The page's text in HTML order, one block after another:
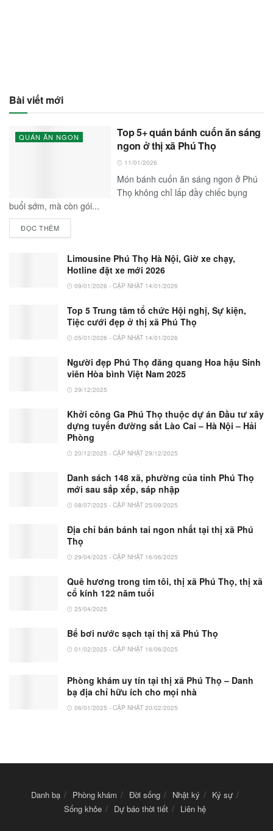
Bài viết mới
QUÁN ĂN NGON
Top 5+ quán bánh cuốn ăn sáng
ngon ở thị xã Phú Thọ
11/01/2026
Món bánh cuốn ăn sáng ngon ở Phú
Thọ không chỉ lấp đầy chiếc bụng
buổi sớm, mà còn gói...
ĐỌC THÊM
Limousine Phú Thọ Hà Nội, Giờ xe chạy,
Hotline đặt xe mới 2026
09/01/2026 - CẬP NHẬT 14/01/2026
Top 5 Trung tâm tổ chức Hội nghị, Sự kiện,
Tiệc cưới đẹp ở thị xã Phú Thọ
05/01/2026 - CẬP NHẬT 14/01/2026
Người đẹp Phú Thọ đăng quang Hoa hậu Sinh
viên Hòa bình Việt Nam 2025
29/12/2025
Khởi công Ga Phú Thọ thuộc dự án Đầu tư xây
dựng tuyến đường sắt Lào Cai – Hà Nội – Hải
Phòng
20/12/2025 - CẬP NHẬT 29/12/2025
Danh sách 148 xã, phường của tỉnh Phú Thọ
mới sau sắp xếp, sáp nhập
08/07/2025 - CẬP NHẬT 25/09/2025
Địa chỉ bán bánh tai ngon nhất tại thị xã Phú
Thọ
29/04/2025 - CẬP NHẬT 16/06/2025
Quê hương trong tim tôi, thị xã Phú Thọ, thị xã
cổ kính 122 năm tuổi
25/04/2025
Bể bơi nước sạch tại thị xã Phú Thọ
01/02/2025 - CẬP NHẬT 16/06/2025
Phòng khám uy tín tại thị xã Phú Thọ – Danh
bạ địa chỉ hữu ích cho mọi nhà
06/01/2025 - CẬP NHẬT 20/02/2025
Danh bạ Phòng khám Đời sống Nhật ký
Ký sự
Sống khỏe
Dự báo thời tiết Liên hệ